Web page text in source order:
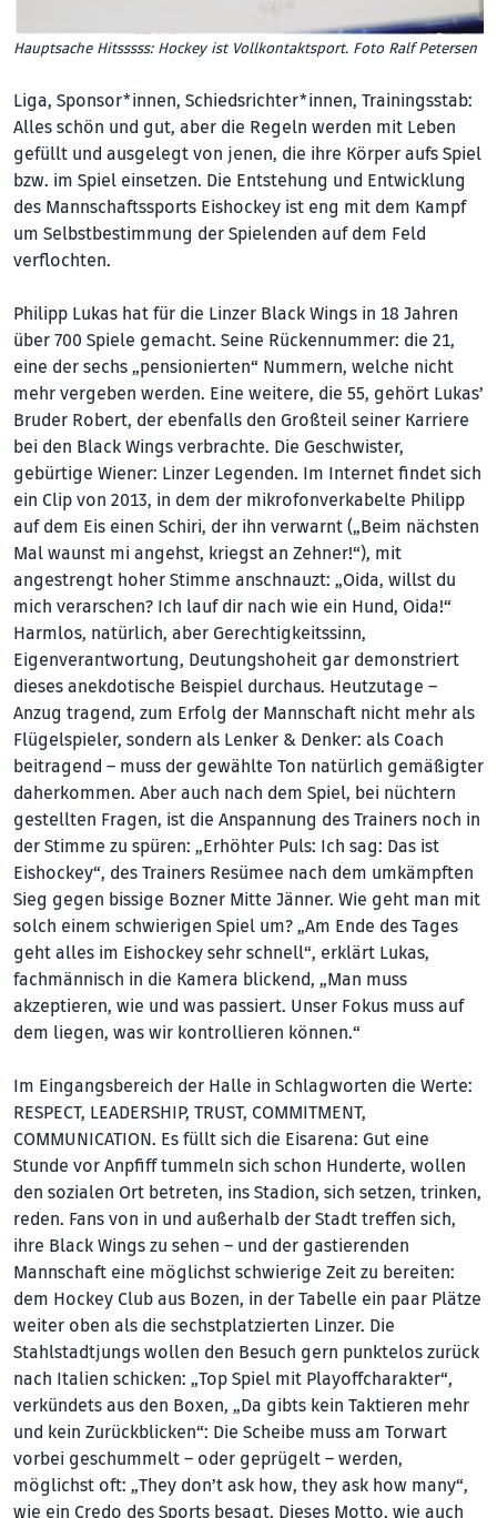
Hauptsache Hitsssss: Hockey ist Vollkontaktsport. Foto Ralf Petersen
Liga, Sponsor*innen, Schieds­richter*innen, Trainingsstab:
Alles schön und gut, aber die Regeln werden mit Leben
gefüllt und ausgelegt von jenen, die ihre Körper aufs Spiel
bzw. im Spiel einsetzen. Die Entstehung und Entwicklung
des Mannschaftssports Eishockey ist eng mit dem Kampf
um Selbstbestimmung der Spielenden auf dem Feld
verflochten.
Philipp Lukas hat für die Linzer Black Wings in 18 Jahren
über 700 Spiele gemacht. Seine Rückennummer: die 21,
eine der sechs „pensionierten“ Nummern, welche nicht
mehr vergeben werden. Eine weitere, die 55, gehört Lukas’
Bruder Robert, der ebenfalls den Großteil seiner Karriere
bei den Black Wings verbrachte. Die Geschwister,
gebürtige Wiener: Linzer Legenden. Im Internet findet sich
ein Clip von 2013, in dem der mikrofonverkabelte Philipp
auf dem Eis einen Schiri, der ihn verwarnt („Beim nächsten
Mal waunst mi angehst, kriegst an Zehner!“), mit
angestrengt hoher Stimme anschnauzt: „Oida, willst du
mich verarschen? Ich lauf dir nach wie ein Hund, Oida!“
Harmlos, natürlich, aber Gerechtigkeitssinn,
Eigenverantwortung, Deutungshoheit gar demonstriert
dieses anekdotische Beispiel durchaus. Heutzutage –
Anzug tragend, zum Erfolg der Mannschaft nicht mehr als
Flügelspieler, sondern als Lenker & Denker: als Coach
beitragend – muss der gewählte Ton natürlich gemäßigter
daherkommen. Aber auch nach dem Spiel, bei nüchtern
gestellten Fragen, ist die Anspannung des Trainers noch in
der Stimme zu spüren: „Erhöhter Puls: Ich sag: Das ist
Eishockey“, des Trainers Resümee nach dem umkämpften
Sieg gegen bissige Bozner Mitte Jänner. Wie geht man mit
solch einem schwierigen Spiel um? „Am Ende des Tages
geht alles im Eishockey sehr schnell“, erklärt Lukas,
fachmännisch in die Kamera blickend, „Man muss
akzeptieren, wie und was passiert. Unser Fokus muss auf
dem liegen, was wir kontrollieren können.“
Im Eingangsbereich der Halle in Schlagworten die Werte:
RESPECT, LEADERSHIP, TRUST, COMMITMENT,
COMMUNICATION. Es füllt sich die Eisarena: Gut eine
Stunde vor Anpfiff tummeln sich schon Hunderte, wollen
den sozialen Ort betreten, ins Stadion, sich setzen, trinken,
reden. Fans von in und außerhalb der Stadt treffen sich,
ihre Black Wings zu sehen – und der gastierenden
Mannschaft eine möglichst schwierige Zeit zu bereiten:
dem Hockey Club aus Bozen, in der Tabelle ein paar Plätze
weiter oben als die sechstplatzierten Linzer. Die
Stahlstadtjungs wollen den Besuch gern punktelos zurück
nach Italien schicken: „Top Spiel mit Playoffcharakter“,
verkündets aus den Boxen, „Da gibts kein Taktieren mehr
und kein Zurückblicken“: Die Scheibe muss am Torwart
vorbei geschummelt – oder geprügelt – werden,
möglichst oft: „They don’t ask how, they ask how many“,
wie ein Credo des Sports besagt. Dieses Motto, wie auch